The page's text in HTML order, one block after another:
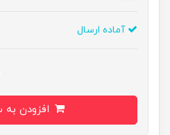
آماده ارسال